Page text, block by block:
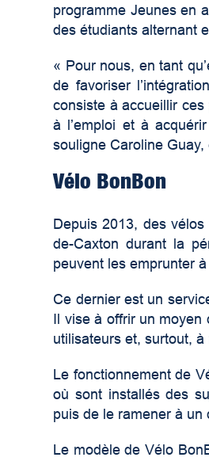
programme Jeunes en
des étudiants alternant
« Pour nous, en tant
de favoriser
consiste à accueillir
à l’emploi et à
souligne Caroline
Vélo BonBon
Depuis 2013, des
de-Caxton durant la
peuvent les emprunter
Ce dernier est un
Il vise à offrir un
utilisateurs et, surtout,
Le fonctionnement de
où sont installés des
puis de le ramener à un
Le modèle de Vélo